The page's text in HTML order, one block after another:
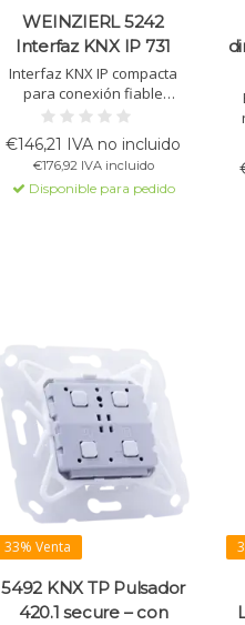
WEINZIERL 5242
Interfaz KNX IP 731
Interfaz KNX IP compacta
para conexión fiable
LAN/Ethernet-KNX Bus.
Alimentación por bus KNX,
diagnóstico con LEDs y
botones, instalación fija.
€146,21 IVA no incluido
€176,92 IVA incluido
Disponible para pedido
33% Venta
5492 KNX TP Pulsador
420.1 secure – con